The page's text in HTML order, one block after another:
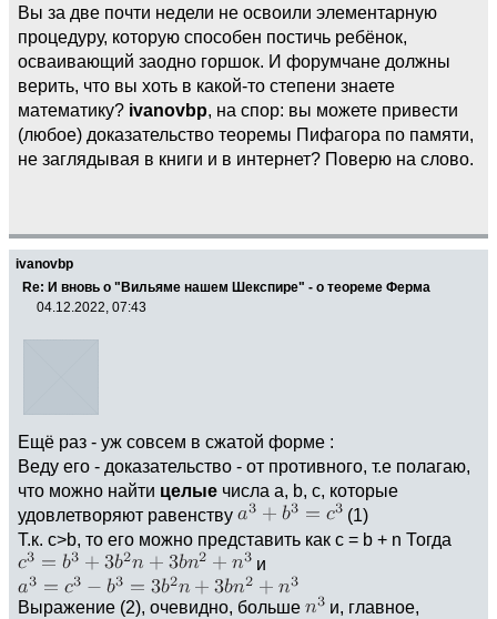
Вы за две почти недели не освоили элементарную
процедуру, которую способен постичь ребёнок,
осваивающий заодно горшок. И форумчане должны
верить, что вы хоть в какой-то степени знаете
математику? ivanovbp, на спор: вы можете привести
(любое) доказательство теоремы Пифагора по памяти,
не заглядывая в книги и в интернет? Поверю на слово.
ivanovbp
Re: И вновь о "Вильяме нашем Шекспире" - о теореме Ферма
04.12.2022, 07:43
Ещё раз - уж совсем в сжатой форме :
Веду его - доказательство - от противного, т.е полагаю,
что можно найти целые числа a, b, c, которые
удовлетворяют равенству
(1)
Т.к. c>b, то его можно представить как c = b + n Тогда
и
Выражение (2), очевидно, больше
и, главное,